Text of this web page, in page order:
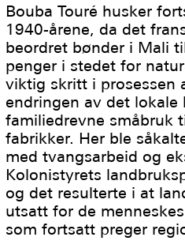
Bouba Touré husker
1940-årene, da det
beordret bønder i Mali
penger i stedet for
viktig skritt i prosessen
endringen av det lokale
familiedrevne småbruk
fabrikker. Her ble
med tvangsarbeid og
Kolonistyrets
og det resulterte i at
utsatt for de
som fortsatt preger